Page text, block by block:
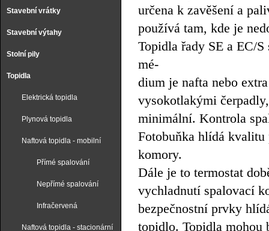
Stavební vrátky
Stavební výtahy
Stolní pily
Topidla
Elektrická topidla
Plynová topidla
Naftová topidla - mobilní
Přímé spalování
Nepřímé spalování
Infračervená
Naftová topidla - stacionární
určena k zavěšení a
používá tam, kde je
Topidla řady SE a EC/
mé-
dium je nafta nebo
vysokotlakými
minimální. Kontrola
Fotobuňka hlídá kvalitu
komory.
Dále je to termostat
vychladnutí spalovací
bezpečnostní prvky
topidlo. Topidla mohou